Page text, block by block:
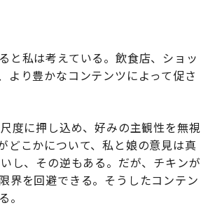
と私は考えている。飲食店、ショッ
より豊かなコンテンツによって促さ
度に押し込め、好みの主観性を無視
どこかについて、私と娘の意見は真
し、その逆もある。だが、チキンが
界を回避できる。そうしたコンテン
。